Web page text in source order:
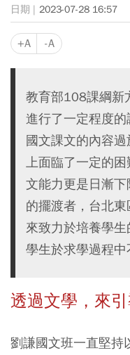
2023-07-28 16:57
+A -A
教育部108課綱新
進行了一定程度
國文課文的內容
上面臨了一定的
文能力更是日漸
的擺渡者，台北
來致力於培養學
學生於求學過程中
透過文學，來
劉謙國文班一直堅持